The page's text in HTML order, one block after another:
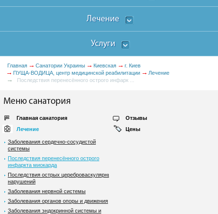
Лечение
Услуги
Главная Санатории Украины Киевская
г. Киев
ПУЩА-ВОДИЦА, центр медицинской реабилитации
Лечение
Последствия перенесённого острого инфарк ...
Меню санатория
Главная санатория
Отзывы
Лечение
Заболевания сердечно-сосудистой
системы
Последствия перенесённого острого
инфаркта миокарда
Последствия острых цереброваскулярных
нарушений
Заболевания нервной системы
Заболевания органов опоры и движения
Заболевания эндокринной системы и
Цены